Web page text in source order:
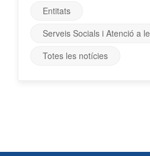
Entitats
Serveis Socials i Atenció a
Totes les notícies